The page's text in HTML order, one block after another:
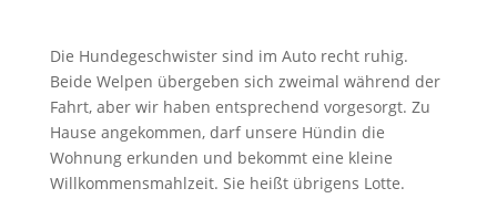
Die Hundegeschwister sind im Auto recht ruhig.
Beide Welpen übergeben sich zweimal während der
Fahrt, aber wir haben entsprechend vorgesorgt. Zu
Hause angekommen, darf unsere Hündin die
Wohnung erkunden und bekommt eine kleine
Willkommensmahlzeit. Sie heißt übrigens Lotte.